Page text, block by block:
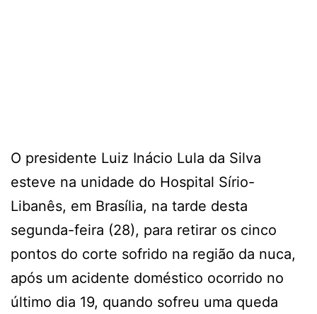
O presidente Luiz Inácio Lula da Silva
esteve na unidade do Hospital Sírio-
Libanês, em Brasília, na tarde desta
segunda-feira (28), para retirar os cinco
pontos do corte sofrido na região da nuca,
após um acidente doméstico ocorrido no
último dia 19, quando sofreu uma queda